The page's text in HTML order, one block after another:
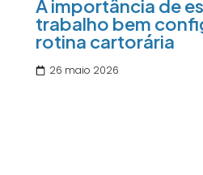
A importância de
trabalho bem
rotina cartorária
26 maio 2026